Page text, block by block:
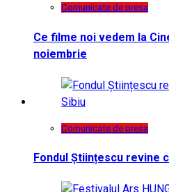
Comunicate de presa
Ce filme noi vedem la
noiembrie
Comunicate de presa
Fondul Științescu revine